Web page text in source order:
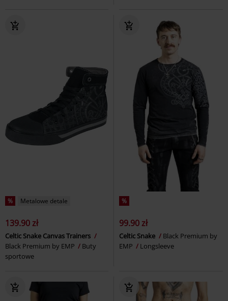
% Metalowe detale
139.90 zł
Celtic Snake Canvas Trainers
Black Premium by EMP
Buty
sportowe
%
99.90 zł
Celtic Snake
Black Premium by
EMP
Longsleeve